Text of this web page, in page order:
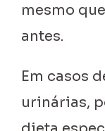
mesmo
antes.
Em casos
urinárias,